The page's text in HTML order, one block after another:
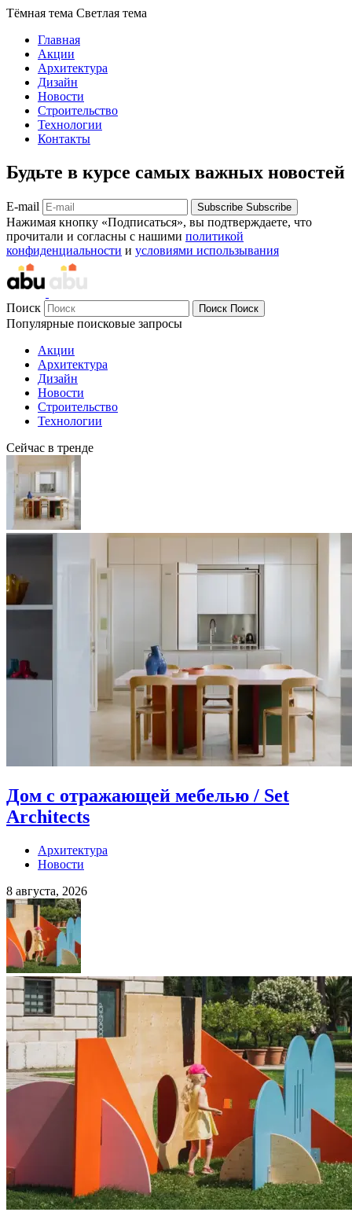
Тёмная тема Светлая тема
Главная
Акции
Архитектура
Дизайн
Новости
Строительство
Технологии
Контакты
Будьте в курсе самых важных новостей
E-mail Subscribe Subscribe
Нажимая кнопку «Подписаться», вы подтверждаете, что
прочитали и согласны с нашими политикой
конфиденциальности и условиями использывания
Поиск Поиск Поиск
Популярные поисковые запросы
Акции
Архитектура
Дизайн
Новости
Строительство
Технологии
Сейчас в тренде
Дом с отражающей мебелью / Set
Architects
Архитектура
Новости
8 августа, 2026